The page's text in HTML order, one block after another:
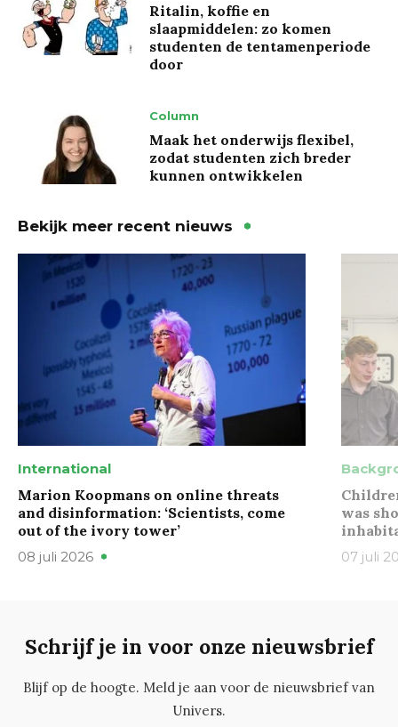
Ritalin, koffie en
slaapmiddelen: zo komen
studenten de tentamenperiode
door
Column
Maak het onderwijs flexibel,
zodat studenten zich breder
kunnen ontwikkelen
Bekijk meer recent nieuws
International
Marion Koopmans on online threats
and disinformation: ‘Scientists, come
out of the ivory tower’
08 juli 2026
was
07 juli
Schrijf je in voor onze nieuwsbrief
Blijf op de hoogte. Meld je aan voor de nieuwsbrief van
Univers.